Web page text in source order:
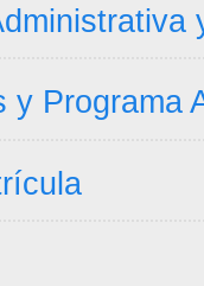
y Programa